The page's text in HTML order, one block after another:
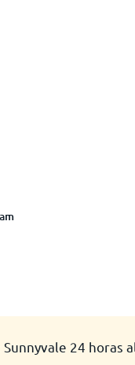
24 horas